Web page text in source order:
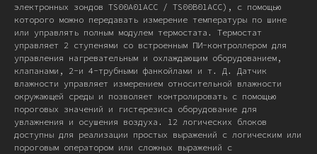
электронных зондов TS00A01ACC / TS00B01ACC), с помощью
которого можно передавать измерение температуры по шине
или управлять полным модулем термостата. Термостат
управляет 2 ступенями со встроенным ПИ-контроллером для
управления нагревательным и охлаждающим оборудованием,
клапанами, 2-и 4-трубными фанкойлами и т. Д. Датчик
влажности управляет измерением относительной влажности
окружающей среды и позволяет контролировать с помощью
пороговых значений и гистерезиса оборудование для
увлажнения и осушения воздуха. 12 логических блоков
доступны для реализации простых выражений с логическим или
пороговым оператором или сложных выражений с